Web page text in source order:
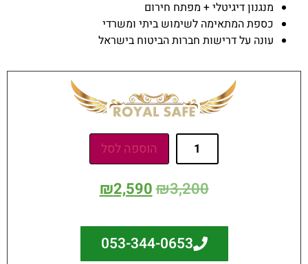
הוספה לסל
₪3,200
₪2,590
053-344-0653
מנגנון דיגיטלי + מפתח חירום
כספת המתאימה לשימוש ביתי ומשרדי
עונה על דרישות חברות הביטוח בישראל